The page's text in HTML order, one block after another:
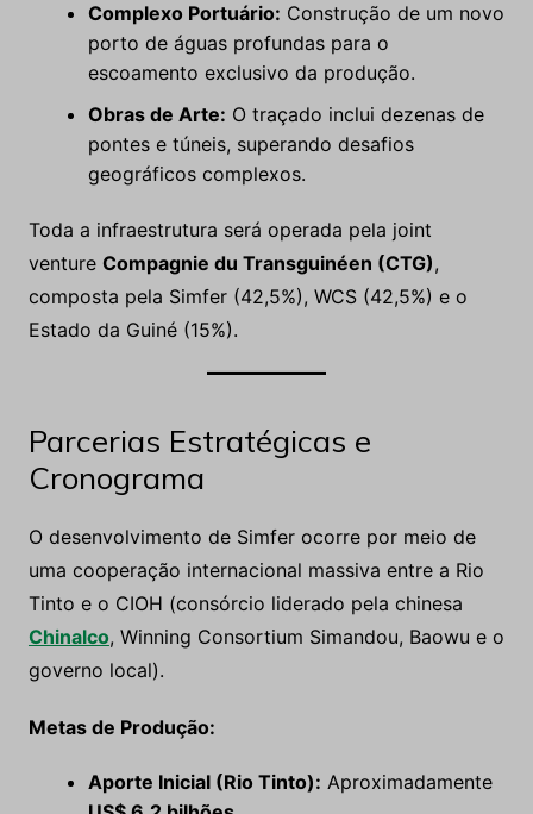
Complexo Portuário: Construção de um novo
porto de águas profundas para o
escoamento exclusivo da produção.
Obras de Arte: O traçado inclui dezenas de
pontes e túneis, superando desafios
geográficos complexos.
Toda a infraestrutura será operada pela joint
venture Compagnie du Transguinéen (CTG),
composta pela Simfer (42,5%), WCS (42,5%) e o
Estado da Guiné (15%).
Parcerias Estratégicas e
Cronograma
O desenvolvimento de Simfer ocorre por meio de
uma cooperação internacional massiva entre a Rio
Tinto e o CIOH (consórcio liderado pela chinesa
Chinalco, Winning Consortium Simandou, Baowu e o
governo local).
Metas de Produção:
Aporte Inicial (Rio Tinto): Aproximadamente